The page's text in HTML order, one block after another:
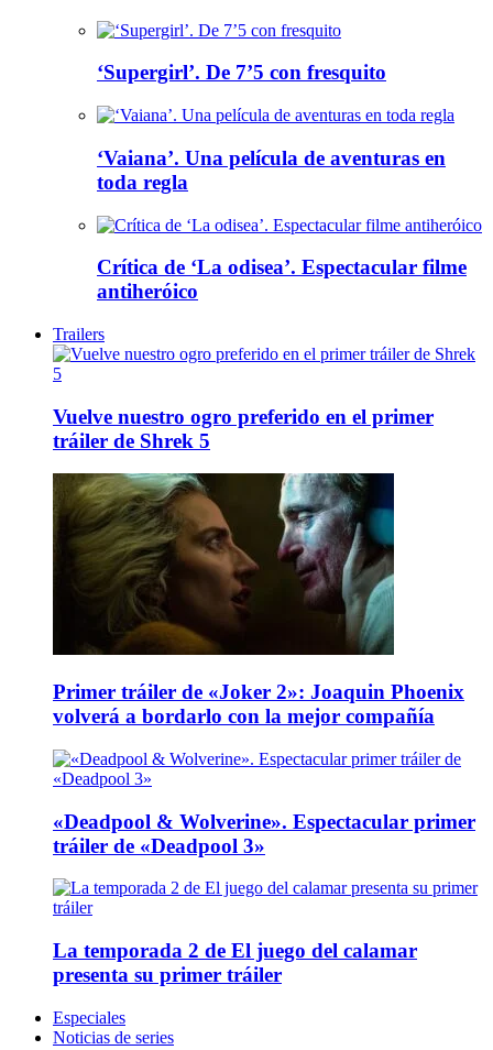
‘Supergirl’. De 7’5 con fresquito
‘Vaiana’. Una película de aventuras en
toda regla
Crítica de ‘La odisea’. Espectacular filme
antiheróico
Trailers
Vuelve nuestro ogro preferido en el primer
tráiler de Shrek 5
Primer tráiler de «Joker 2»: Joaquin Phoenix
volverá a bordarlo con la mejor compañía
«Deadpool & Wolverine». Espectacular primer
tráiler de «Deadpool 3»
La temporada 2 de El juego del calamar
presenta su primer tráiler
Especiales
Noticias de series